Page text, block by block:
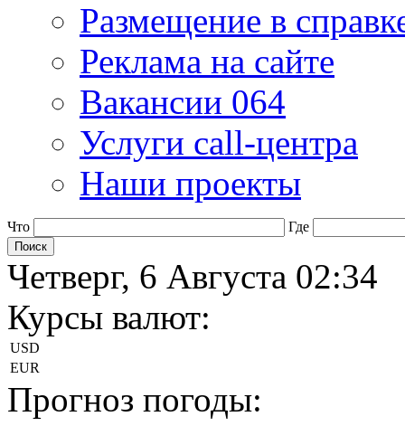
Размещение в
Реклама на сайте
Вакансии 064
Услуги call-центра
Наши проекты
Что Где
Четверг, 6 Августа 02:34
Курсы валют:
USD
EUR
Прогноз погоды: